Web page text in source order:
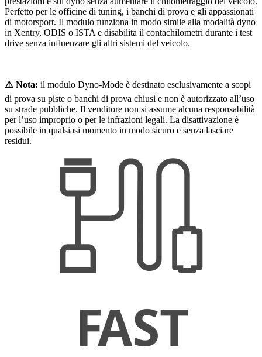
Perfetto per le officine di tuning, i banchi di prova e gli appassionati
di motorsport. Il modulo funziona in modo simile alla modalità dyno
in Xentry, ODIS o ISTA e disabilita il contachilometri durante i test
drive senza influenzare gli altri sistemi del veicolo.
⚠️ Nota: il modulo Dyno-Mode è destinato esclusivamente a scopi
di prova su piste o banchi di prova chiusi e non è autorizzato all’uso
su strade pubbliche. Il venditore non si assume alcuna responsabilità
per l’uso improprio o per le infrazioni legali. La disattivazione è
possibile in qualsiasi momento in modo sicuro e senza lasciare
residui.